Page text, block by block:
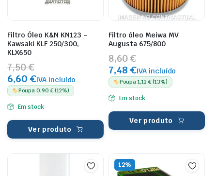
Filtro Óleo K&N KN123 –
Kawsaki KLF 250/300,
KLX650
7,50 €
6,60 €IVA incluído
Poupa 0,90 € (12%)
Em stock
Ver produto
Filtro óleo Meiwa MV
Augusta 675/800
8,60 €
7,48 €IVA incluído
Poupa 1,12 € (13%)
Em stock
Ver produto
12%